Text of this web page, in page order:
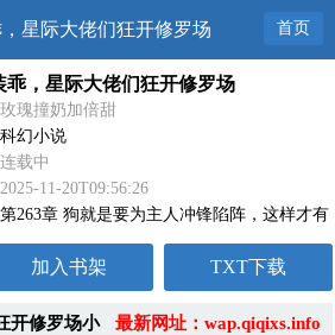
星际大佬们狂开修罗场 首页
乖，星际大佬们狂开修罗场
瑰撞奶加倍甜
科幻小说
载中
11-20T09:56:26
第263章 狗就是要为主人冲锋陷阵，这样才有
值
加入书架 TXT下载
最新网址：wap.qiqixs.info
开修罗场小